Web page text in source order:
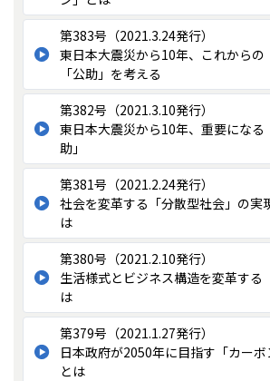
第383号（2021.3.24発行）
東日本大震災から10年、これからの
「公助」を考える
第382号（2021.3.10発行）
東日本大震災から10年、重要になる
助」
第381号（2021.2.24発行）
社会を変革する「分散型社会」の実
は
第380号（2021.2.10発行）
生活様式とビジネス構造を変革する
は
第379号（2021.1.27発行）
日本政府が2050年に目指す「カーボ
とは